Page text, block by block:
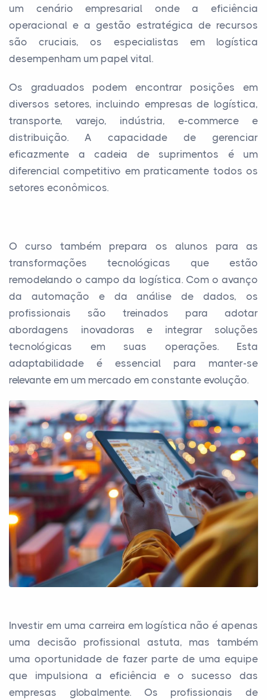
um cenário empresarial onde a eficiência
operacional e a gestão estratégica de recursos
são cruciais, os especialistas em logística
desempenham um papel vital.
Os graduados podem encontrar posições em
diversos setores, incluindo empresas de logística,
transporte, varejo, indústria, e-commerce e
distribuição. A capacidade de gerenciar
eficazmente a cadeia de suprimentos é um
diferencial competitivo em praticamente todos os
setores econômicos.
O curso também prepara os alunos para as
transformações tecnológicas que estão
remodelando o campo da logística. Com o avanço
da automação e da análise de dados, os
profissionais são treinados para adotar
abordagens inovadoras e integrar soluções
tecnológicas em suas operações. Esta
adaptabilidade é essencial para manter-se
relevante em um mercado em constante evolução.
Investir em uma carreira em logística não é apenas
uma decisão profissional astuta, mas também
uma oportunidade de fazer parte de uma equipe
que impulsiona a eficiência e o sucesso das
empresas globalmente. Os profissionais de